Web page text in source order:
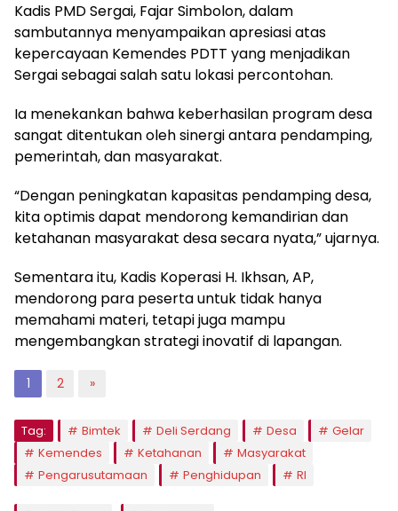
Kadis PMD Sergai, Fajar Simbolon, dalam
sambutannya menyampaikan apresiasi atas
kepercayaan Kemendes PDTT yang menjadikan
Sergai sebagai salah satu lokasi percontohan.
Ia menekankan bahwa keberhasilan program desa
sangat ditentukan oleh sinergi antara pendamping,
pemerintah, dan masyarakat.
“Dengan peningkatan kapasitas pendamping desa,
kita optimis dapat mendorong kemandirian dan
ketahanan masyarakat desa secara nyata,” ujarnya.
Sementara itu, Kadis Koperasi H. Ikhsan, AP,
mendorong para peserta untuk tidak hanya
memahami materi, tetapi juga mampu
mengembangkan strategi inovatif di lapangan.
1 2 »
Tag: Bimtek Deli Serdang Desa
Gelar
Kemendes
Ketahanan
Masyarakat
Pengarusutamaan
Penghidupan RI